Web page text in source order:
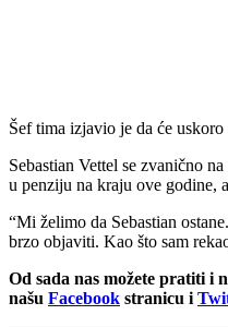
Šef tima izjavio je da će
Sebastian Vettel se zvanično
u penziju na kraju ove godine,
“Mi želimo da Sebastian
brzo objaviti. Kao što sam
Od sada nas možete pratiti i
našu Facebook stranicu i